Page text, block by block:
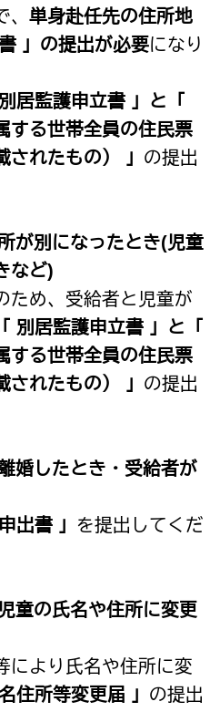
単身赴任先の住所地
」の提出が必要になり
別居監護申立書 」と「
する世帯全員の住民票
れたもの） 」 の提出
が別になったとき(児童
など)
め、受給者と児童が
「 別居監護申立書 」と「
する世帯全員の住民票
れたもの） 」 の提出
婚したとき・受給者が
出書 」 を提出してくだ
童の氏名や住所に変更
より氏名や住所に変
住所等変更届 」 の提出